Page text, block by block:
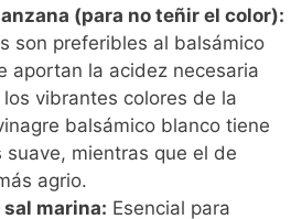
(para no teñir el color):
son preferibles al balsámico
aportan la acidez necesaria
vibrantes colores de la
balsámico blanco tiene
suave, mientras que el de
agrio.
sal marina: Esencial para